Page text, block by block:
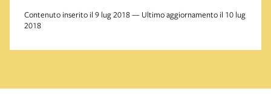
Contenuto inserito il 9 lug 2018 — Ultimo aggiornamento il 10 lug
2018